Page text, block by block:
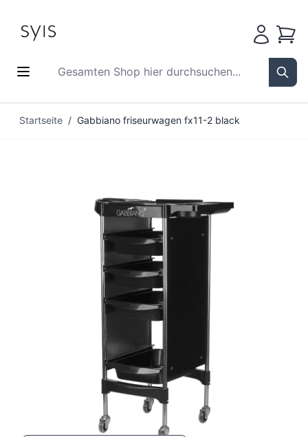
Gesamten Shop hier durchsuchen...
Startseite / Gabbiano friseurwagen fx11-2 black